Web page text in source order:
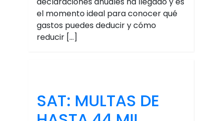
el momento ideal para conocer qué
gastos puedes deducir y cómo
reducir […]
SAT: MULTAS DE